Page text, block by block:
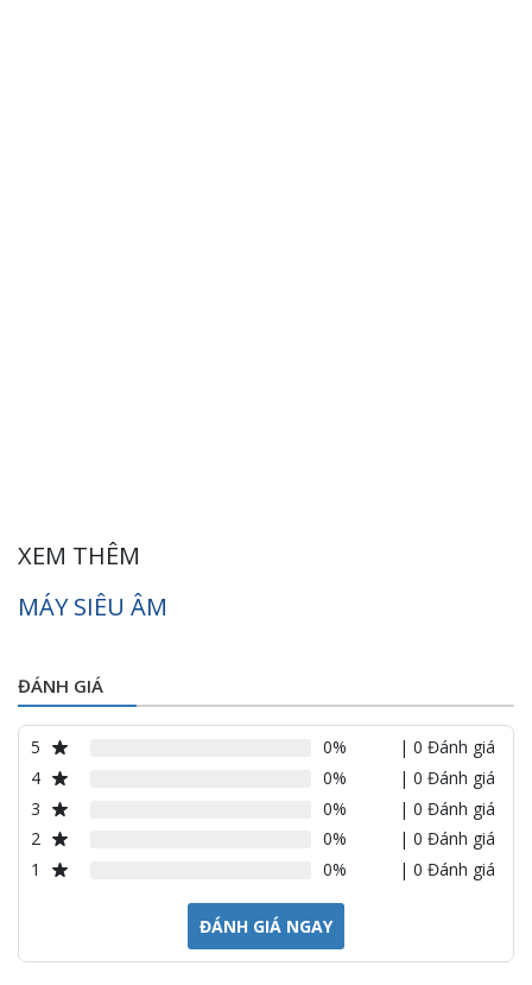
XEM THÊM
MÁY SIÊU ÂM
ĐÁNH GIÁ
5 0%
| 0 Đánh giá
4
0%
| 0 Đánh giá
3
0%
| 0 Đánh giá
2
0%
| 0 Đánh giá
1
0% | 0 Đánh giá
ĐÁNH GIÁ NGAY